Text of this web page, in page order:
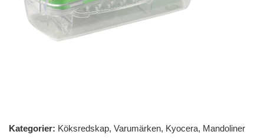
Kategorier: Köksredskap, Varumärken, Kyocera, Mandoliner